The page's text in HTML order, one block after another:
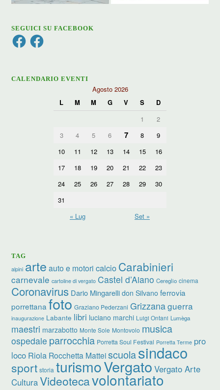
SEGUICI SU FACEBOOK
FacebookFacebook
CALENDARIO EVENTI
Agosto 2026
L
M M G V S
D
1
2
3
4 5 6 7 8
9
10
11 12 13 14 15
16
17
18 19 20 21 22
23
24
25 26 27 28 29
30
31
« Lug
Set »
TAG
alpini arte auto e motori calcio Carabinieri
carnevale cartoline di vergato Castel d’Aiano Cereglio cinema
Coronavirus Dario Mingarelli don Silvano ferrovia
porrettana foto Graziano Pederzani Grizzanaguerra
inaugurazione Labante libri luciano marchi Luigi Ontani Lumèga
maestri marzabotto Monte Sole Montovolo musica
ospedale parrocchia Porretta Soul Festival Porretta Terme pro
loco Riola Rocchetta Matteiscuolasindaco
sport storia turismoVergato Vergato Arte
CulturaVideotecavolontariato